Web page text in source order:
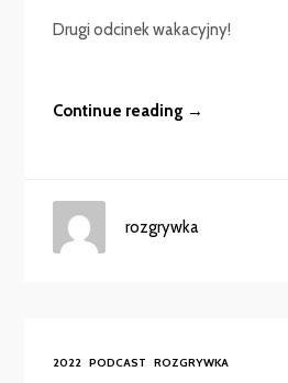
Drugi odcinek wakacyjny!
Continue reading →
rozgrywka
2022 PODCAST ROZGRYWKA